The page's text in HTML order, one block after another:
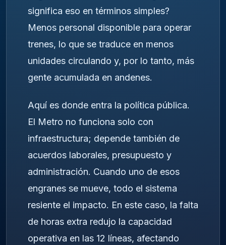
significa eso en términos simples?
Menos personal disponible para operar
trenes, lo que se traduce en menos
unidades circulando y, por lo tanto, más
gente acumulada en andenes.
Aquí es donde entra la política pública.
El Metro no funciona solo con
infraestructura; depende también de
acuerdos laborales, presupuesto y
administración. Cuando uno de esos
engranes se mueve, todo el sistema
resiente el impacto. En este caso, la falta
de horas extra redujo la capacidad
operativa en las 12 líneas, afectando